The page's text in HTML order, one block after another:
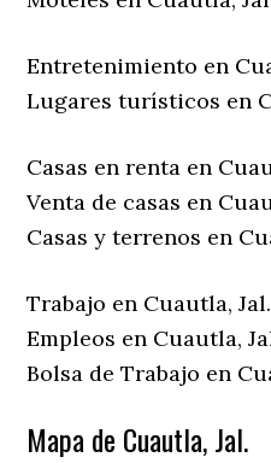
Entretenimiento en
Lugares turísticos en
Casas en renta en
Venta de casas en
Casas y terrenos en
Trabajo en Cuautla, Jal.
Empleos en Cuautla,
Bolsa de Trabajo en
Mapa de Cuautla, Jal.